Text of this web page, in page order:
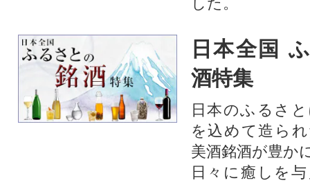
日本全国
酒特集
日本のふるさ
を込めて造ら
美酒銘酒が豊か
日々に癒しを